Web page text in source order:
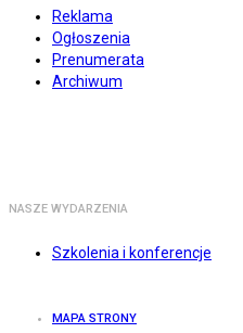
Reklama
Ogłoszenia
Prenumerata
Archiwum
NASZE WYDARZENIA
Szkolenia i konferencje
MAPA STRONY